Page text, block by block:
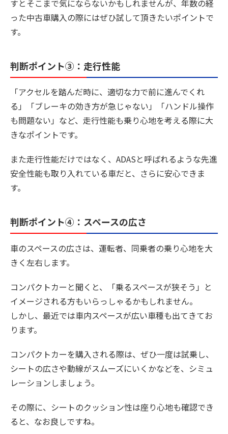
すとそこまで気にならないかもしれませんが、年数の経
った中古車購入の際にはぜひ試して頂きたいポイントで
す。
判断ポイント③：走行性能
「アクセルを踏んだ時に、適切な力で前に進んでくれ
る」「ブレーキの効き方が急じゃない」「ハンドル操作
も問題ない」など、走行性能も乗り心地を考える際に大
きなポイントです。
また走行性能だけではなく、ADASと呼ばれるような先進
安全性能も取り入れている車だと、さらに安心できま
す。
判断ポイント④：スペースの広さ
車のスペースの広さは、運転者、同乗者の乗り心地を大
きく左右します。
コンパクトカーと聞くと、「乗るスペースが狭そう」と
イメージされる方もいらっしゃるかもしれません。
しかし、最近では車内スペースが広い車種も出てきてお
ります。
コンパクトカーを購入される際は、ぜひ一度は試乗し、
シートの広さや動線がスムーズにいくかなどを、シミュ
レーションしましょう。
その際に、シートのクッション性は座り心地も確認でき
ると、なお良しですね。